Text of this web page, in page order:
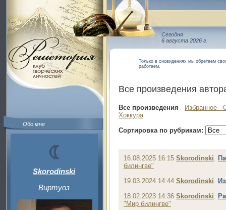
Обо мне
Skorodinski
Виртуоз
Сегодня
6 августа 2026 г.
Только в сновидениях мы обретаем
работаем.
Все произведения
Все произведения
Избранное -
Хоккура
Сортировка по рубрикам:
16.08.2025 16:15 Skorodinski.
билингве"
19.03.2024 14:44 Skorodinski.
18.02.2023 14:36 Skorodinski.
"Мир билингве"